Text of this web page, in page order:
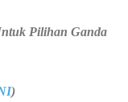
Pilihan Ganda
)